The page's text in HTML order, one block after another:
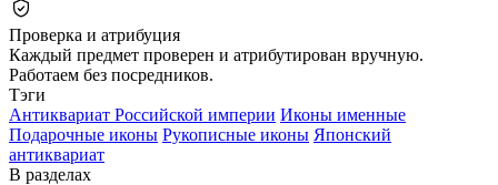
Проверка и атрибуция
Каждый предмет проверен и атрибутирован вручную.
Работаем без посредников.
Тэги
Антиквариат Российской империи Иконы именные
Подарочные иконы Рукописные иконы Японский
антиквариат
В разделах